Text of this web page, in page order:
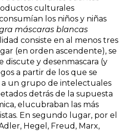
culturales
los niños y niñas
máscaras blancas
consiste en al menos tres
(en orden ascendente), se
y desenmascara (y
a partir de los que se
un grupo de intelectuales
detrás de la supuesta
elucubraban las más
En segundo lugar, por el
Hegel, Freud, Marx,